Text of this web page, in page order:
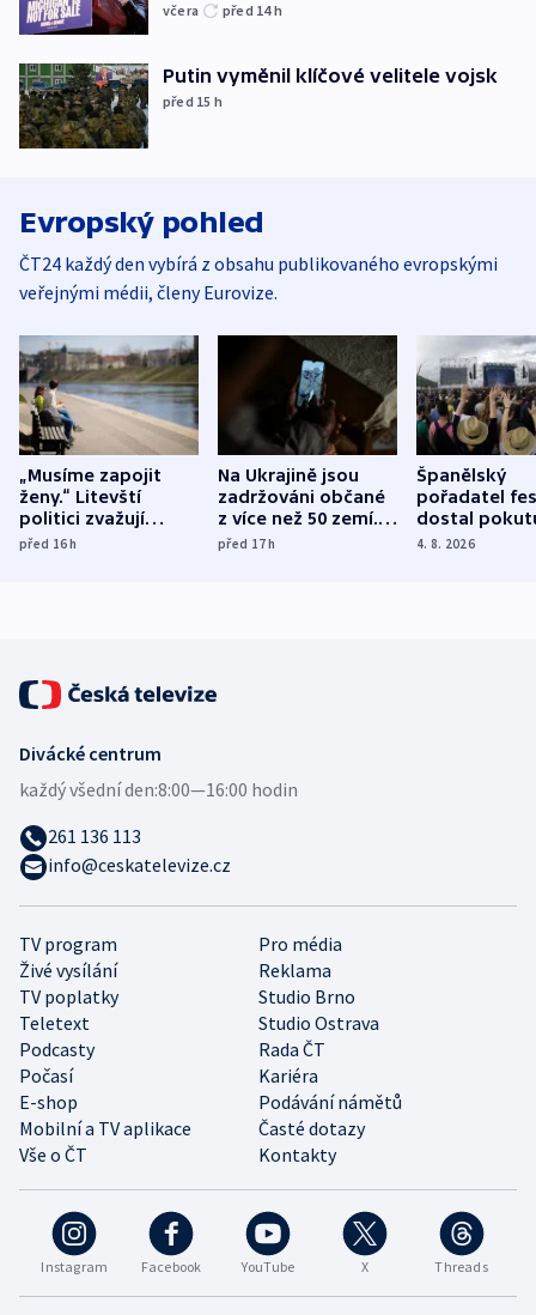
včera před 14h
Putin vyměnil klíčové velitele vojsk
před 15 h
Evropský pohled
ČT24 každý den vybírá z obsahu publikovaného evropskými
veřejnými médii, členy Eurovize.
„Musíme zapojit
ženy.“ Litevští
politici zvažují
dohodu o
před 16h
Na Ukrajině jsou
zadržováni občané
z více než 50 zemí.
Bojovali na straně
před 17h
Španělský
pořadatel
dostal
nekalé
4. 8. 2026
Instagram Facebook YouTube X Threads
TV program
Pro média
Živé vysílání
Reklama
TV poplatky
Studio Brno
Teletext
Studio Ostrava
Podcasty
Rada ČT
Počasí
Kariéra
E-shop
Podávání námětů
Mobilní a TV aplikace
Časté dotazy
Vše o ČT
Kontakty
Divácké centrum
každý všední den:8:00—16:00 hodin
261 136 113
info@ceskatelevize.cz